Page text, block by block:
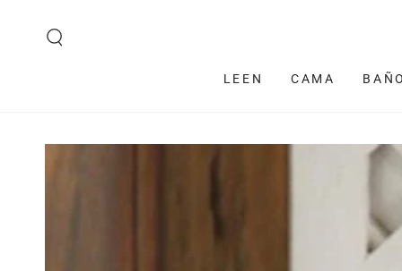
LEEN CAMA BAÑO